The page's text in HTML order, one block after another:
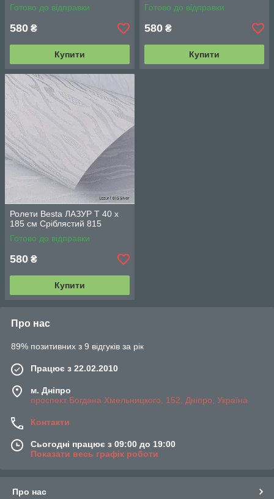
Готово до відправки
580 ₴
Купити
Готово до відправки
580 ₴
Купити
Ролети Besta ЛАЗУР Т 40 х
185 см Сріблястий 815
Готово до відправки
580 ₴
Купити
Про нас
89% позитивних з 9 відгуків за рік
Працює з 22.02.2010
м. Дніпро
проспект Богдана Хмельницкого, 152, Дніпро, Україна
Контакти
Сьогодні працює з 09:00 до 19:00
Показати весь графік роботи
Про нас